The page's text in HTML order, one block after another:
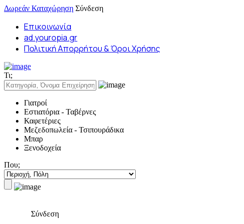
Δωρεάν Καταχώρηση Σύνδεση
Επικοινωνία
ad.youropia.gr
Πολιτική Απορρήτου & Όροι Χρήσης
Τι;
Γιατροί
Εστιατόρια - Ταβέρνες
Καφετέριες
Μεζεδοπωλεία - Τσιπουράδικα
Μπαρ
Ξενοδοχεία
Που;
Σύνδεση